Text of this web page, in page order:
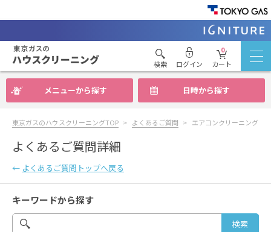
検索 ログイン
0
カート
メニューから探す 日時から探す
東京ガスのハウスクリーニングTOP よくあるご質問 エアコンクリーニングの
よくあるご質問詳細
← よくあるご質問トップへ戻る
キーワードから探す